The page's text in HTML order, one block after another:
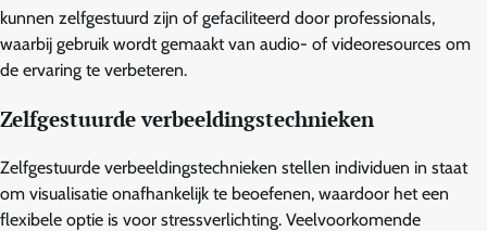
kunnen zelfgestuurd zijn of gefaciliteerd door professionals,
waarbij gebruik wordt gemaakt van audio- of videoresources om
de ervaring te verbeteren.
Zelfgestuurde verbeeldingstechnieken
Zelfgestuurde verbeeldingstechnieken stellen individuen in staat
om visualisatie onafhankelijk te beoefenen, waardoor het een
flexibele optie is voor stressverlichting. Veelvoorkomende